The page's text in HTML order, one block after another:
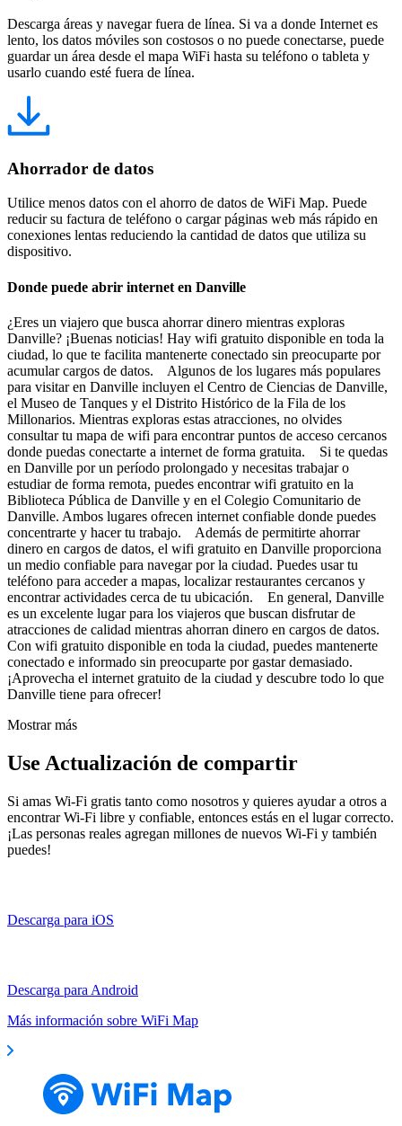
Descarga áreas y navegar fuera de línea. Si va a donde Internet es
lento, los datos móviles son costosos o no puede conectarse, puede
guardar un área desde el mapa WiFi hasta su teléfono o tableta y
usarlo cuando esté fuera de línea.
Ahorrador de datos
Utilice menos datos con el ahorro de datos de WiFi Map. Puede
reducir su factura de teléfono o cargar páginas web más rápido en
conexiones lentas reduciendo la cantidad de datos que utiliza su
dispositivo.
Donde puede abrir internet en Danville
¿Eres un viajero que busca ahorrar dinero mientras exploras
Danville? ¡Buenas noticias! Hay wifi gratuito disponible en toda la
ciudad, lo que te facilita mantenerte conectado sin preocuparte por
acumular cargos de datos. Algunos de los lugares más populares
para visitar en Danville incluyen el Centro de Ciencias de Danville,
el Museo de Tanques y el Distrito Histórico de la Fila de los
Millonarios. Mientras exploras estas atracciones, no olvides
consultar tu mapa de wifi para encontrar puntos de acceso cercanos
donde puedas conectarte a internet de forma gratuita. Si te quedas
en Danville por un período prolongado y necesitas trabajar o
estudiar de forma remota, puedes encontrar wifi gratuito en la
Biblioteca Pública de Danville y en el Colegio Comunitario de
Danville. Ambos lugares ofrecen internet confiable donde puedes
concentrarte y hacer tu trabajo. Además de permitirte ahorrar
dinero en cargos de datos, el wifi gratuito en Danville proporciona
un medio confiable para navegar por la ciudad. Puedes usar tu
teléfono para acceder a mapas, localizar restaurantes cercanos y
encontrar actividades cerca de tu ubicación. En general, Danville
es un excelente lugar para los viajeros que buscan disfrutar de
atracciones de calidad mientras ahorran dinero en cargos de datos.
Con wifi gratuito disponible en toda la ciudad, puedes mantenerte
conectado e informado sin preocuparte por gastar demasiado.
¡Aprovecha el internet gratuito de la ciudad y descubre todo lo que
Danville tiene para ofrecer!
Mostrar más
Use Actualización de compartir
Si amas Wi-Fi gratis tanto como nosotros y quieres ayudar a otros a
encontrar Wi-Fi libre y confiable, entonces estás en el lugar correcto.
¡Las personas reales agregan millones de nuevos Wi-Fi y también
puedes!
Descarga para iOS
Descarga para Android
Más información sobre WiFi Map